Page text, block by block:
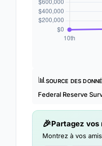
📊SOURCE DES
Federal Reserve
Partagez vos
Montrez à vos